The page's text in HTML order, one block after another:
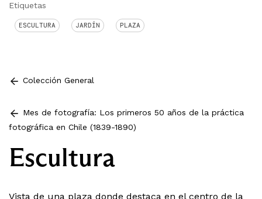
Etiquetas
ESCULTURA JARDÍN PLAZA
Colección General
Mes de fotografía: Los primeros 50 años de la práctica
fotográfica en Chile (1839-1890)
Escultura
Vista de una plaza donde destaca en el centro de la